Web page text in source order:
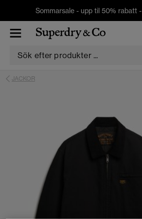
Sommarsale - upp til 50% rabatt -
JACKOR